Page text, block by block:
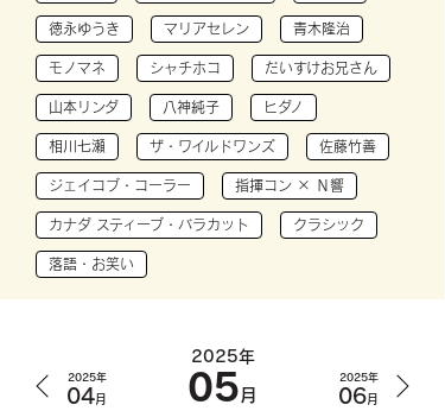
徳永ゆうき マリアセレン 青木隆治
モノマネ シャチホコ だいすけお兄さん
山本リンダ 八神純子 ヒダノ
相川七瀬 ザ・ワイルドワンズ 佐藤竹善
ジェイコブ・コーラー 指揮コン × Ｎ響
カナダ スティーブ・バラカット クラシック
落語・お笑い
2025年
04月
2025年
05月
2025年
06月